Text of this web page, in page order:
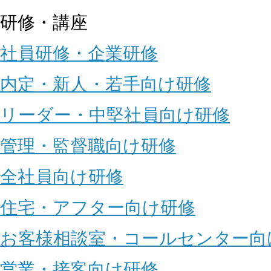
研修・講座
社員研修・企業研修
内定・新人・若手向け研修
リーダー・中堅社員向け研修
管理・監督職向け研修
全社員向け研修
住宅・アフター向け研修
お客様相談室・コールセンター